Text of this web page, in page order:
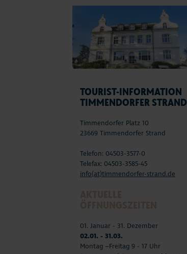
TOURIST-INFORMATION
TIMMENDORFER STRAND
Timmendorfer Platz 10
23669 Timmendorfer Strand
Telefon: 04503-3577-0
Telefax: 04503-3585-45
info(at)timmendorfer-strand.de
01. Januar - 31. Dezember
02.01. - 31.03.
Montag –Freitag 9 - 17 Uhr